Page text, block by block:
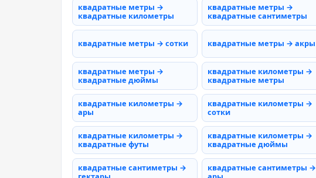
квадратные метры →
квадратные километры
квадратные метры →
квадратные сантиметры
квадратные метры → сотки квадратные метры → акры
квадратные метры →
квадратные дюймы
квадратные километры →
квадратные метры
квадратные километры →
ары
квадратные километры →
сотки
квадратные километры →
квадратные футы
квадратные километры →
квадратные дюймы
квадратные сантиметры →
квадратные сантиметры →